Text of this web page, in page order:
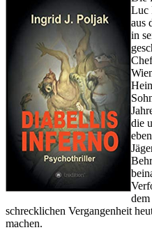
Luc
aus
in
die
dem
schrecklichen Vergangenheit
machen.